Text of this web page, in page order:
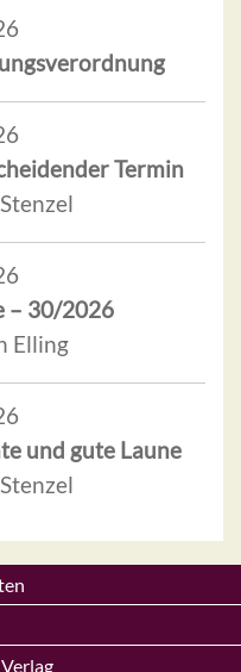
Termin
– 30/2026
Elling
und gute Laune